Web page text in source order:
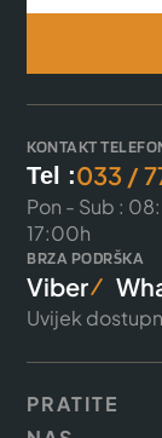
KONTAKT
Tel :033 /
Pon - Sub :
17:00h
BRZA PODRŠKA
Viber
Uvijek
PRATITE